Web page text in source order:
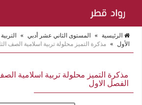
الرئيسية » المستوى الثاني عشر أدبي »
الأول » مذكرة التميز محلولة تربية اسلامية الصف
مذكرة التميز محلولة تربية اسلامية
الفصل الاول